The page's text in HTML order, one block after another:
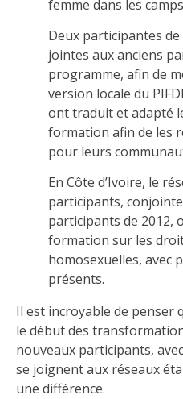
femme dans les
Deux participantes de
jointes aux anciens
programme, afin de
version locale du
ont traduit et adapté
formation afin de les
pour leurs
En Côte d’Ivoire, le
participants,
participants de 2012,
formation sur les
homosexuelles, avec
présents.
Il est incroyable de penser
le début des
nouveaux participants,
se joignent aux réseaux
une différence.